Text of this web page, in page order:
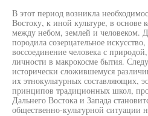
В этот период возникла
Востоку, к иной культуре, в основе
между небом, землей и человеком.
породила созерцательное
воссоединение человека с
личности в макрокосме бытия.
исторически сложившемуся
их этнокультурных составляющих,
принципов традиционных школ,
Дальнего Востока и Запада
общественно-культурной ситуации